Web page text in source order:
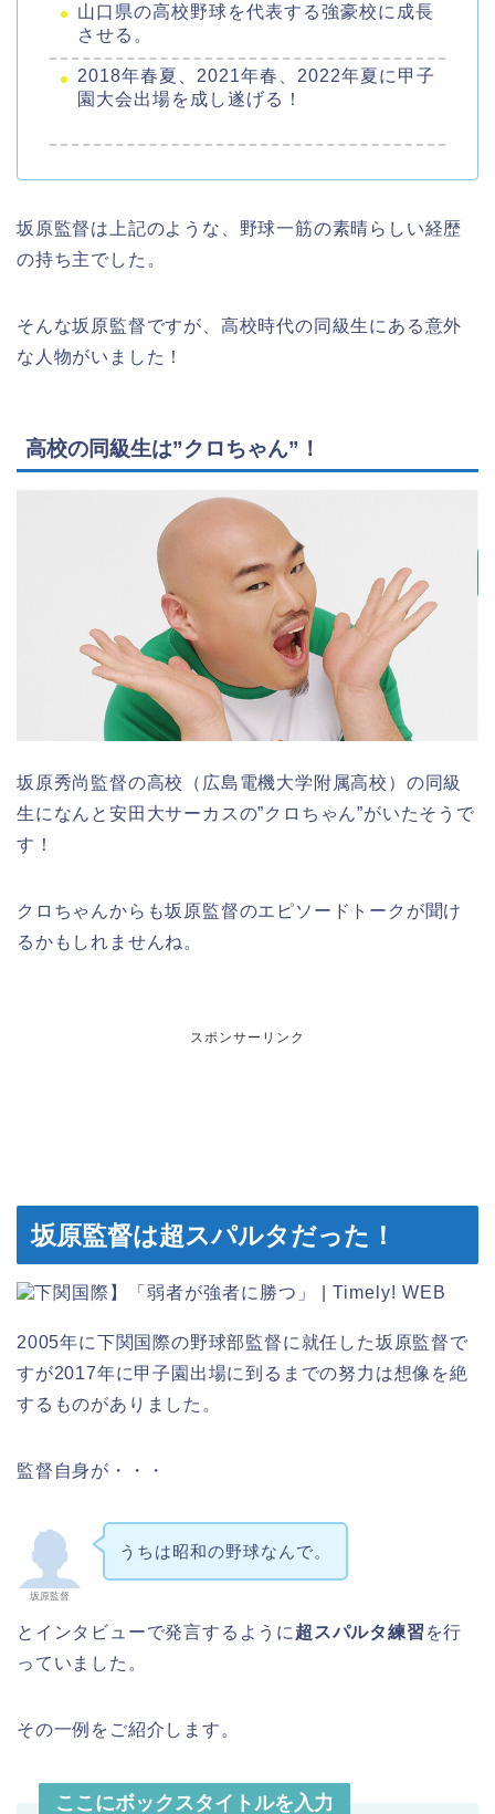
山口県の高校野球を代表する強豪校に成長
させる。
2018年春夏、2021年春、2022年夏に甲子
園大会出場を成し遂げる！
坂原監督は上記のような、野球一筋の素晴らしい経歴
の持ち主でした。
そんな坂原監督ですが、高校時代の同級生にある意外
な人物がいました！
高校の同級生は”クロちゃん”！
坂原秀尚監督の高校（広島電機大学附属高校）の同級
生になんと安田大サーカスの”クロちゃん”がいたそうで
す！
クロちゃんからも坂原監督のエピソードトークが聞け
るかもしれませんね。
スポンサーリンク
坂原監督は超スパルタだった！
2005年に下関国際の野球部監督に就任した坂原監督で
すが2017年に甲子園出場に到るまでの努力は想像を絶
するものがありました。
監督自身が・・・
坂原監督
うちは昭和の野球なんで。
とインタビューで発言するように 超スパルタ練習 を行
っていました。
その一例をご紹介します。
ここにボックスタイトルを入力